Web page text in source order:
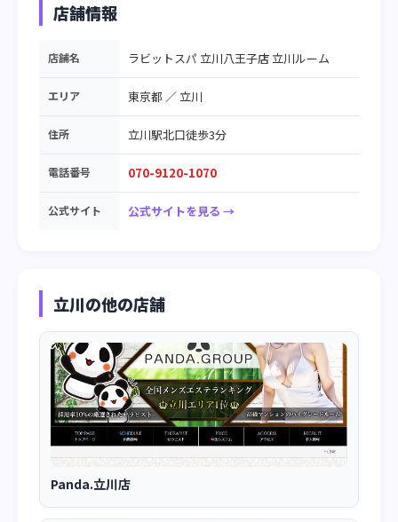
店舗情報
店舗名 ラビットスパ 立川八王子店 立川ルーム
エリア 東京都 ／ 立川
住所 立川駅北口徒歩3分
電話番号 070-9120-1070
公式サイト 公式サイトを見る →
立川の他の店舗
Panda.立川店